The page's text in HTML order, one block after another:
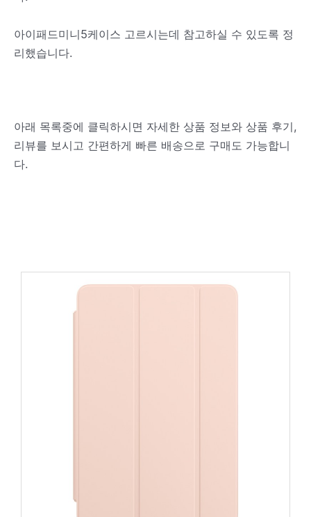
아이패드미니5케이스 고르시는데 참고하실 수 있도록 정
리했습니다.
아래 목록중에 클릭하시면 자세한 상품 정보와 상품 후기,
리뷰를 보시고 간편하게 빠른 배송으로 구매도 가능합니
다.